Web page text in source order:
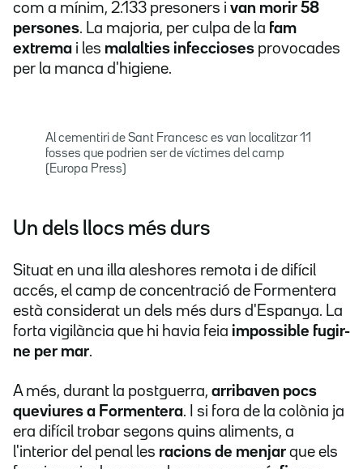
com a mínim, 2.133 presoners i van morir 58
persones. La majoria, per culpa de la fam
extrema i les malalties infeccioses provocades
per la manca d'higiene.
Al cementiri de Sant Francesc es van localitzar 11
fosses que podrien ser de víctimes del camp
(Europa Press)
Un dels llocs més durs
Situat en una illa aleshores remota i de difícil
accés, el camp de concentració de Formentera
està considerat un dels més durs d'Espanya. La
forta vigilància que hi havia feia impossible fugir-
ne per mar.
A més, durant la postguerra, arribaven pocs
queviures a Formentera. I si fora de la colònia ja
era difícil trobar segons quins aliments, a
l'interior del penal les racions de menjar que els